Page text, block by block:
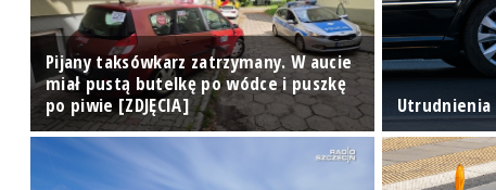
Pijany taksówkarz zatrzymany. W aucie
miał pustą butelkę po wódce i puszkę
po piwie [ZDJĘCIA]